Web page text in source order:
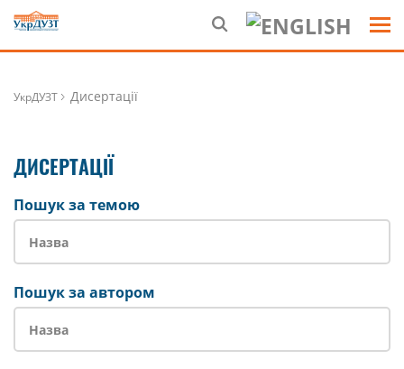
УкрДУЗТ Дисертації
ДИСЕРТАЦІЇ
Пошук за темою
Пошук за автором